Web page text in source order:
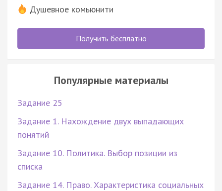
Душевное комьюнити
Получить бесплатно
Популярные материалы
Задание 25
Задание 1. Нахождение двух выпадающих
понятий
Задание 10. Политика. Выбор позиции из
списка
Задание 14. Право. Характеристика социальных